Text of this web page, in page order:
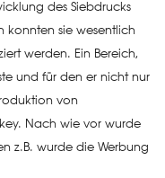
des Siebdrucks
konnten sie wesentlich
werden. Ein Bereich,
und für den er nicht nur
von
Nach wie vor wurde
z.B. wurde die Werbung